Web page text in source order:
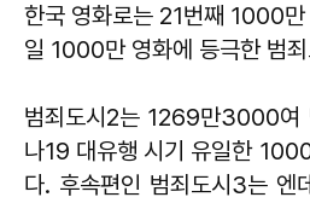
한국 영화로는 21번째 1000
일 1000만 영화에 등극한 범
범죄도시2는 1269만3000여
나19 대유행 시기 유일한
다. 후속편인 범죄도시3는 엔